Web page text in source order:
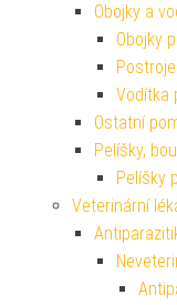
Obojky a
Obojky
Vodítka
Ostatní
Pelíšky,
Pelíšky
Veterinární